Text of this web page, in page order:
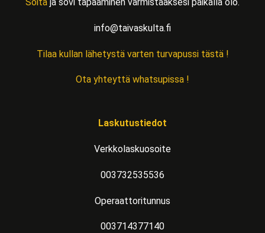
info@taivaskulta.fi
Tilaa kullan lähetystä varten turvapussi tästä !
Ota yhteyttä whatsupissa !
Laskutustiedot
Verkkolaskuosoite
003732535536
Operaattoritunnus
003714377140